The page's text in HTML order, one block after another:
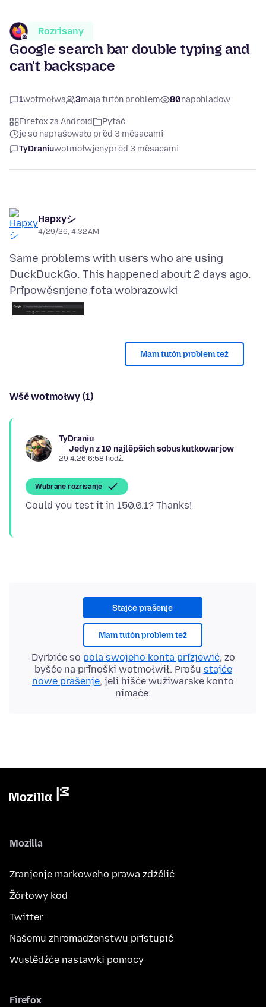
Rozrisany
Google search bar double typing and
can't backspace
1wotmołwa 3maja tutón problem 80napohladow
Firefox za Android
Pytać
je so naprašowało před 3 měsacami
TyDraniuwotmołwjenypřed 3 měsacami
Hapxyシ
4/29/26, 4:32 AM
Same problems with users who are using
Připowěsnjene fota wobrazowki
Mam tutón problem tež
Wšě wotmołwy (1)
TyDraniu
Jedyn z 10 najlěpšich sobuskutkowarjow
29.4.26 6:58 hodź.
Wubrane rozrisanje
Stajće prašenje
Mam tutón problem tež
Dyrbiće so pola swojeho konta přizjewić, zo
byšće na přinoški wotmołwił. Prošu stajće
nowe prašenje, jeli hišće wužiwarske konto
nimaće.
Mozilla
Zranjenje markoweho prawa zdźělić
Žórłowy kod
Twitter
Našemu zhromadźenstwu přistupić
Wuslědźće nastawki pomocy
Firefox